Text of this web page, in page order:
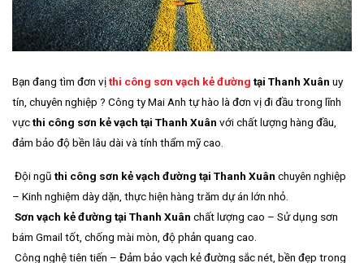
Bạn đang tìm đơn vịthi công sơn vạch kẻ đường tại Thanh Xuân uy
tín, chuyên nghiệp ? Công ty Mai Anh tự hào là đơn vị đi đầu trong lĩnh
vựcthi công sơn kẻ vạch tại Thanh Xuân với chất lượng hàng đầu,
đảm bảo độ bền lâu dài và tính thẩm mỹ cao.
Đội ngũ thi công sơn kẻ vạch đường tại Thanh Xuân chuyên nghiệp
– Kinh nghiệm dày dặn, thực hiện hàng trăm dự án lớn nhỏ.
Sơn vạch kẻ đường tại Thanh Xuân chất lượng cao – Sử dụng sơn
bám Gmail tốt, chống mài mòn, độ phản quang cao.
Công nghệ tiên tiến – Đảm bảo vạch kẻ đường sắc nét, bền đẹp trong